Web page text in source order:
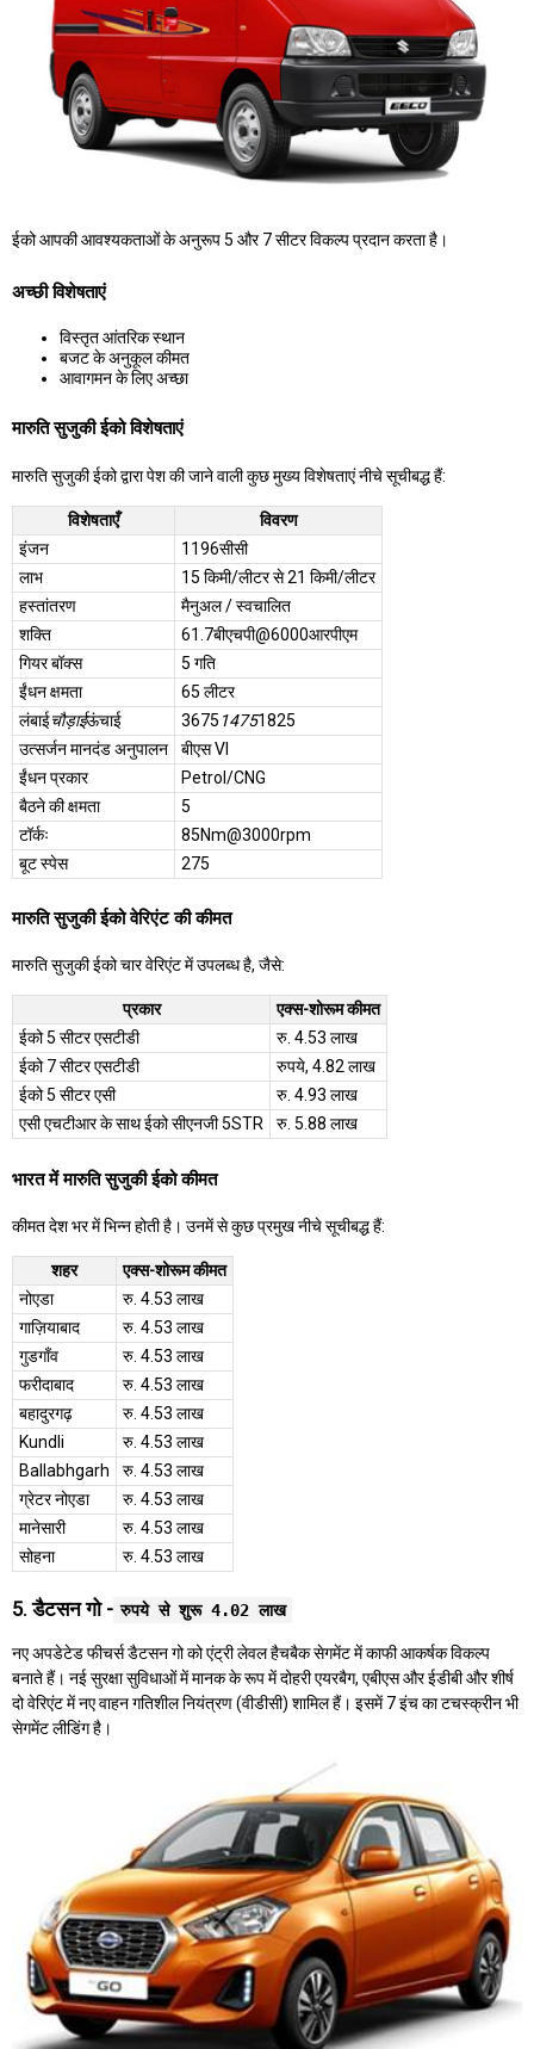
ईको आपकी आवश्यकताओं के अनुरूप 5 और 7 सीटर विकल्प प्रदान करता है।
अच्छी विशेषताएं
विस्तृत आंतरिक स्थान
बजट के अनुकूल कीमत
आवागमन के लिए अच्छा
मारुति सुजुकी ईको विशेषताएं
मारुति सुजुकी ईको द्वारा पेश की जाने वाली कुछ मुख्य विशेषताएं नीचे सूचीबद्ध हैं:
विशेषताएँ
विवरण
इंजन
1196सीसी
लाभ
15 किमी/लीटर से 21 किमी/लीटर
हस्तांतरण
मैनुअल / स्वचालित
शक्ति
61.7बीएचपी@6000आरपीएम
गियर बॉक्स
5 गति
ईंधन क्षमता
65 लीटर
लंबाईचौड़ाईऊंचाई 3675 14751825
उत्सर्जन मानदंड अनुपालन
बीएस VI
ईंधन प्रकार
Petrol/CNG
बैठने की क्षमता
5
टॉर्कः
85Nm@3000rpm
बूट स्पेस
275
मारुति सुजुकी ईको वेरिएंट की कीमत
मारुति सुजुकी ईको चार वेरिएंट में उपलब्ध है, जैसे:
प्रकार
एक्स-शोरूम कीमत
ईको 5 सीटर एसटीडी
रु. 4.53 लाख
ईको 7 सीटर एसटीडी
रुपये, 4.82 लाख
ईको 5 सीटर एसी
रु. 4.93 लाख
एसी एचटीआर के साथ ईको सीएनजी 5STR
रु. 5.88 लाख
भारत में मारुति सुजुकी ईको कीमत
कीमत देश भर में भिन्न होती है। उनमें से कुछ प्रमुख नीचे सूचीबद्ध हैं:
शहर
एक्स-शोरूम कीमत
नोएडा
रु. 4.53 लाख
गाज़ियाबाद
रु. 4.53 लाख
गुडगाँव
रु. 4.53 लाख
फरीदाबाद
रु. 4.53 लाख
बहादुरगढ़
रु. 4.53 लाख
Kundli
रु. 4.53 लाख
Ballabhgarh
रु. 4.53 लाख
ग्रेटर नोएडा
रु. 4.53 लाख
मानेसारी
रु. 4.53 लाख
सोहना
रु. 4.53 लाख
5. डैटसन गो - रुपये से शुरू 4.02 लाख
नए अपडेटेड फीचर्स डैटसन गो को एंट्री लेवल हैचबैक सेगमेंट में काफी आकर्षक विकल्प
बनाते हैं। नई सुरक्षा सुविधाओं में मानक के रूप में दोहरी एयरबैग, एबीएस और ईडीबी और शीर्ष
दो वेरिएंट में नए वाहन गतिशील नियंत्रण (वीडीसी) शामिल हैं। इसमें 7 इंच का टचस्क्रीन भी
सेगमेंट लीडिंग है।